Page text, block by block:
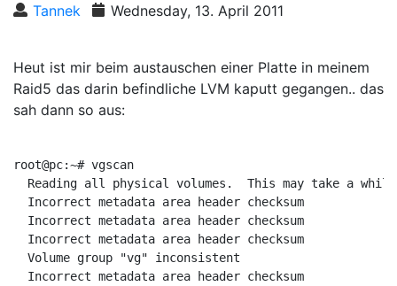
Tannek Wednesday, 13. April 2011
Heut ist mir beim austauschen einer Platte in meinem
Raid5 das darin befindliche LVM kaputt gegangen.. das
sah dann so aus:
root@pc:~# vgscan
Reading all physical volumes.  This may take a
Incorrect metadata area header checksum
Incorrect metadata area header checksum
Incorrect metadata area header checksum
Volume group "vg" inconsistent
Incorrect metadata area header checksum